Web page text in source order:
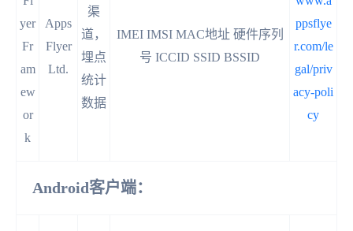
yer
Fr
am
ew
or
k
Apps
Flyer
Ltd.
渠
道，
埋点
统计
数据
IMEI IMSI MAC地址 硬件序列
号 ICCID SSID BSSID
ppsflye
r.com/le
gal/priv
acy-poli
cy
Android客户端：